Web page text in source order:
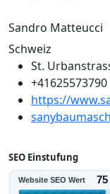
Sandro Matteucci
Schweiz
St.
+41625573790
https://
SEO Einstufung